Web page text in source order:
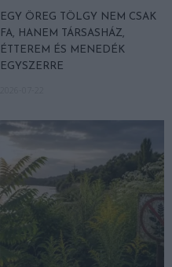
EGY ÖREG TÖLGY NEM CSAK
FA, HANEM TÁRSASHÁZ,
ÉTTEREM ÉS MENEDÉK
EGYSZERRE